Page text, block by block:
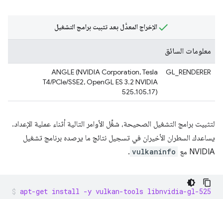
الإخراج المعدَّل بعد تثبيت برامج التشغيل
معلومات السائق
GL_RENDERER
ANGLE (NVIDIA Corporation, Tesla
T4/PCIe/SSE2, OpenGL ES 3.2 NVIDIA
525.105.17)
لتثبيت برامج التشغيل الصحيحة، شغِّل الأوامر التالية أثناء عملية الإعداد.
يساعدك السطران الأخيران في تسجيل نتائج ما يرصده برنامج تشغيل
NVIDIA مع
vulkaninfo
.
apt-get install -y vulkan-tools libnvidia-gl-525